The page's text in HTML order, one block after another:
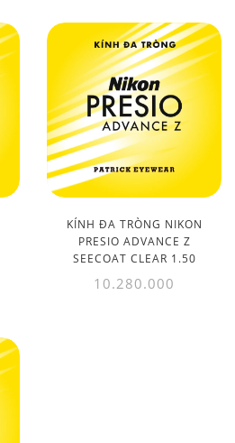
KÍNH ĐA TRÒNG NIKON
PRESIO ADVANCE Z
SEECOAT CLEAR 1.50
10.280.000